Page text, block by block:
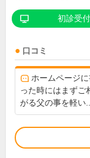
初診受付
口コミ
ホームページ
った時にはまず
がる父の事を軽い...